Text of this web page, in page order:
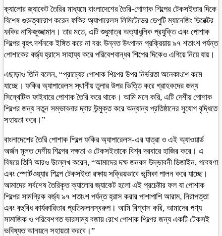
ক্যালোর জ্যাকেট তৈরির মাধ্যমে বাংলাদেশের তৈরি-পোশাক শিল্পের টেকসইতার দিকে
বিশেষ গুরুত্বারোপ করেন ফকির অ্যাপারেলস লিমিটেডের ডেপুটি ম্যানেজিং ডিরেক্টর
ফকির নাফিজুজ্জামান। তার মতে, এটি শুধুমাত্র অত্যাধুনিক প্রযুক্তি এবং পোশাক
শিল্পের বৃহৎ দর্শনকে ইঙ্গিত করে না বরং উন্নত উৎপাদন প্রক্রিয়ায় ৯৭ শতাংশ পর্যন্ত
পোশাকের বর্জ্য হ্রাসে সাহায্য করে পরিবেশবান্ধব শিল্পের দিকেও এগিয়ে নিয়ে যায়।
এছাড়াও তিনি বলেন, “প্রাচ্যের পোশাক শিল্পের উপর নির্ভরতা অনেকাংশে কমে
যাচ্ছে। ফকির অ্যাপারেলস স্থানীয় তুলার উপর ভিত্তি করে গ্রাহকদের জন্য
সিন্থেটিক ফাইবারে পোশাক তৈরি করে থাকে। আমি মনে করি, এটি দেশীয় পোশাক
শিল্পের জন্য নতুন সম্ভাবনার দ্বার উন্মুক্ত করে অন্যান্য প্রতিষ্ঠানের সুযোগ বৃদ্ধিতে
সহায়তা করে।”
বাংলাদেশের তৈরি পোশাক শিল্পে ফকির অ্যাপারেলস-এর যাত্রা ও এই অ্যাওয়ার্ড
অর্জন মূলত দেশীয় শিল্পের দক্ষতা ও টেকসইতাকে বিশ্ব দরবারে হাজির করে। এ
বিষয়ে তিনি আরও উল্লেখ করেন, “আমাদের দক্ষ জনবল উদ্ভাবনী ডিজাইন, গবেষণা
এবং স্পোর্টওয়্যার শিল্পে টেকসইতা রক্ষায় সক্রিয়ভাবে ভূমিকা পালন করে যাচ্ছে।
আমাদের সর্বশেষ তৈরিকৃত ক্যালোর জ্যাকেট হলো এই প্রচেষ্টার ফল যা পোশাক
শিল্পের সামগ্রিক বর্জ্য ৯৭ শতাংশ পর্যন্ত হ্রাস করার পাশাপাশি আরাম, নিরাপত্তা
এবং বহুবিধ কার্যকারিতার প্রতিফলনস্বরুপ। আমি বিশ্বাস করি, আমাদের পণ্য
সামাজিক ও পরিবেশগত ভারসাম্য বজায় রেখে পোশাক শিল্পের জন্য একটি টেকসই
ভবিষ্যত আনয়নে সহায়তা করবে।”